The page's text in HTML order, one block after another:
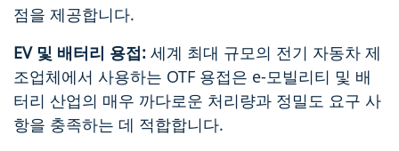
점을 제공합니다.
EV 및 배터리 용접: 세계 최대 규모의 전기 자동차 제
조업체에서 사용하는 OTF 용접은 e-모빌리티 및 배
터리 산업의 매우 까다로운 처리량과 정밀도 요구 사
항을 충족하는 데 적합합니다.